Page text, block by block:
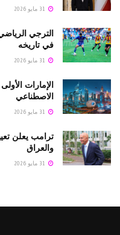
في تاريخه
الإمارات
الاصطناعي
ترامب يعلن
والعراق